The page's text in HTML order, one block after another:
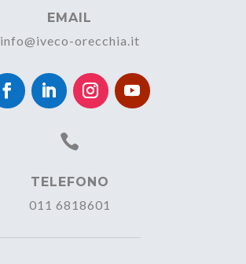
EMAIL
info@iveco-orecchia.it

TELEFONO
011 6818601